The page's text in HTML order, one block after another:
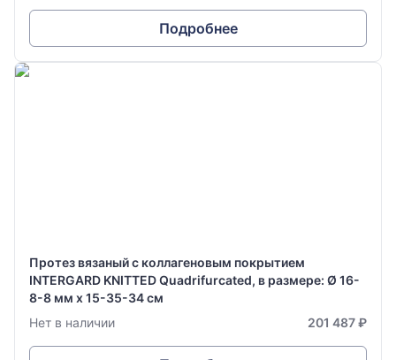
Подробнее
Протез вязаный с коллагеновым покрытием
INTERGARD KNITTED Quadrifurcated, в размере: Ø 16-
8-8 мм х 15-35-34 см
Нет в наличии
201 487 ₽